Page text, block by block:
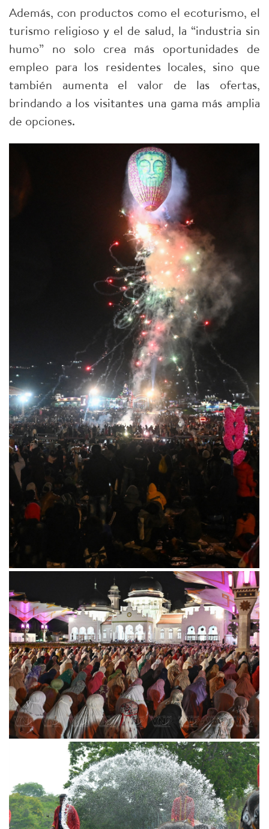
Además, con productos como el ecoturismo, el
turismo religioso y el de salud, la “industria sin
humo” no solo crea más oportunidades de
empleo para los residentes locales, sino que
también aumenta el valor de las ofertas,
brindando a los visitantes una gama más amplia
de opciones.